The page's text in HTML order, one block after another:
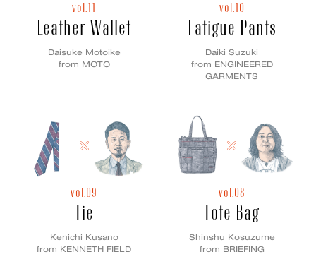
vol.11
Leather Wallet
Daisuke Motoike
from MOTO
vol.10
Fatigue Pants
Daiki Suzuki
from ENGINEERED
GARMENTS
vol.09
Tie
Kenichi Kusano
from KENNETH FIELD
vol.08
Tote Bag
Shinshu Kosuzume
from BRIEFING